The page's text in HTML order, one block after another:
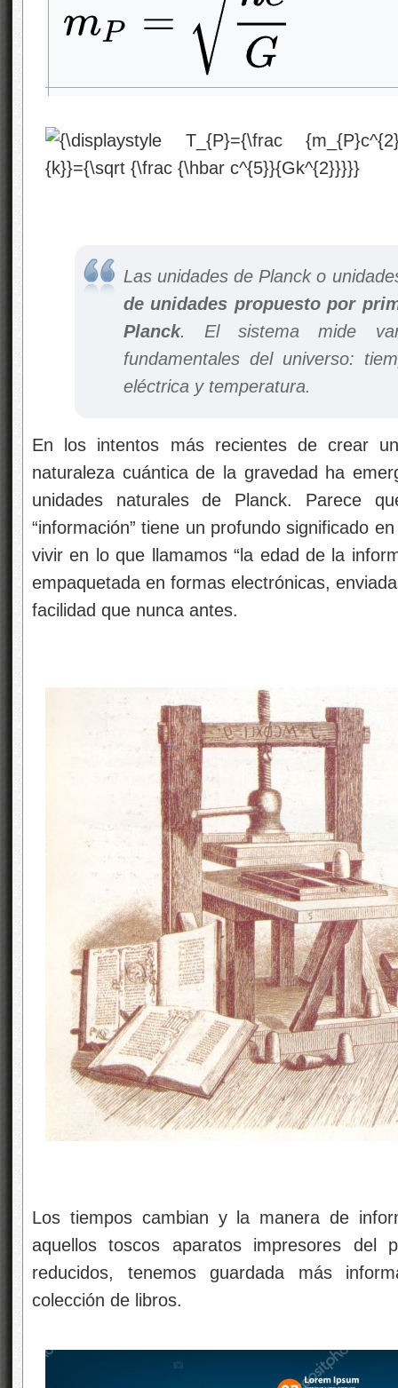
Las unidades de Planck o
de unidades propuesto por
Planck. El sistema mide
fundamentales del universo:
eléctrica y temperatura.
En los intentos más recientes de crear
naturaleza cuántica de la gravedad ha
unidades naturales de Planck. Parece
“información” tiene un profundo significado
vivir en lo que llamamos “la edad de la
empaquetada en formas electrónicas,
facilidad que nunca antes.
Los tiempos cambian y la manera de
aquellos toscos aparatos impresores del
reducidos, tenemos guardada más
colección de libros.